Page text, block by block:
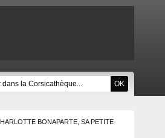
BONAPARTE, SA PETITE-